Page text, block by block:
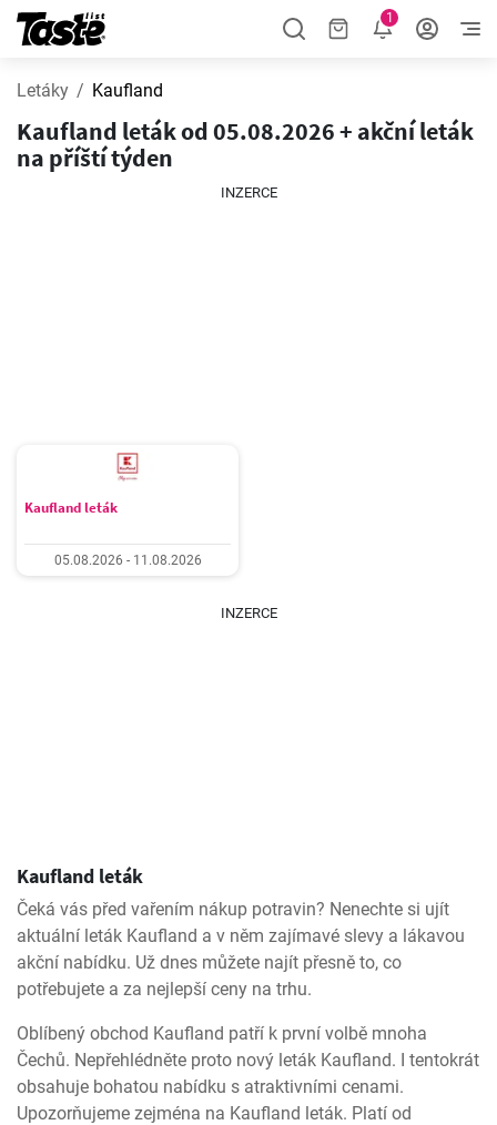
1
Letáky Kaufland
Kaufland leták od 05.08.2026 + akční leták
na příští týden
INZERCE
Kaufland leták
05.08.2026 - 11.08.2026
INZERCE
Kaufland leták
Čeká vás před vařením nákup potravin? Nenechte si ujít
aktuální leták Kaufland a v něm zajímavé slevy a lákavou
akční nabídku. Už dnes můžete najít přesně to, co
potřebujete a za nejlepší ceny na trhu.
Oblíbený obchod Kaufland patří k první volbě mnoha
Čechů. Nepřehlédněte proto nový leták Kaufland. I tentokrát
obsahuje bohatou nabídku s atraktivními cenami.
Upozorňujeme zejména na Kaufland leták. Platí od